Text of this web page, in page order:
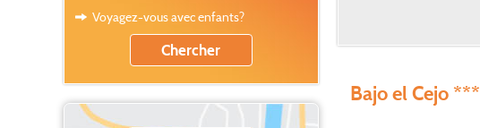
Bajo el Cejo ***
Voyagez-vous avec enfants?